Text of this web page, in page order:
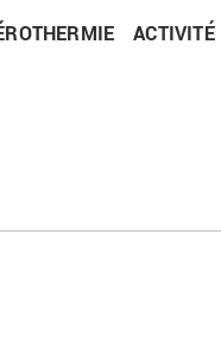
ACTIVITÉ